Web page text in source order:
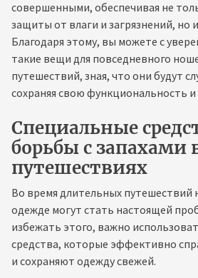
совершенными, обеспечивая не
защиты от влаги и загрязнений, но
Благодаря этому, вы можете с
такие вещи для повседневного
путешествий, зная, что они будут
сохраняя свою функциональность и
Специальные
борьбы с запахами
путешествиях
Во время длительных путешествий
одежде могут стать настоящей
избежать этого, важно
средства, которые эффективно
и сохраняют одежду свежей.